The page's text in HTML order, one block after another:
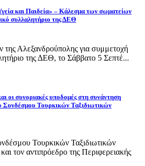
και Παιδεία» – Κάλεσμα των σωματείων
συλλαλητήριο της ΔΕΘ
Αλεξανδρούπολης για συμμετοχή
της ΔΕΘ, το Σάββατο 5 Σεπτέ...
οι συνοριακές υποδομές στη συνάντηση
Τουρκικών Ταξιδιωτικών
Τουρκικών Ταξιδιωτικών
τον αντιπρόεδρο της Περιφερειακής